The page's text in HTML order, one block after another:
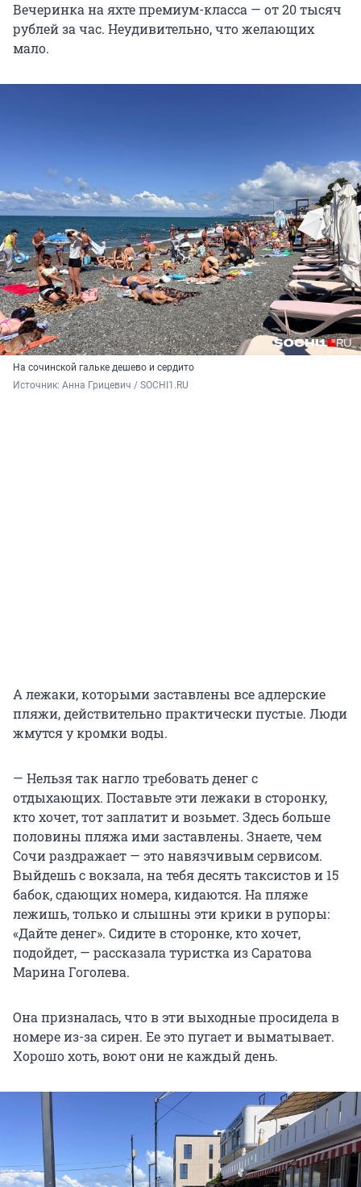
Вечеринка на яхте премиум-класса — от 20 тысяч
рублей за час. Неудивительно, что желающих
мало.
На сочинской гальке дешево и сердито
Источник: Анна Грицевич / SOCHI1.RU
А лежаки, которыми заставлены все адлерские
пляжи, действительно практически пустые. Люди
жмутся у кромки воды.
— Нельзя так нагло требовать денег с
отдыхающих. Поставьте эти лежаки в сторонку,
кто хочет, тот заплатит и возьмет. Здесь больше
половины пляжа ими заставлены. Знаете, чем
Сочи раздражает — это навязчивым сервисом.
Выйдешь с вокзала, на тебя десять таксистов и 15
бабок, сдающих номера, кидаются. На пляже
лежишь, только и слышны эти крики в рупоры:
«Дайте денег». Сидите в сторонке, кто хочет,
подойдет, — рассказала туристка из Саратова
Марина Гоголева.
Она призналась, что в эти выходные просидела в
номере из-за сирен. Ее это пугает и выматывает.
Хорошо хоть, воют они не каждый день.